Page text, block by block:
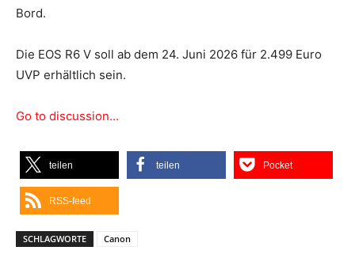
Bord.
Die EOS R6 V soll ab dem 24. Juni 2026 für 2.499 Euro
UVP erhältlich sein.
Go to discussion...
teilen teilen Pocket
RSS-feed
SCHLAGWORTE Canon